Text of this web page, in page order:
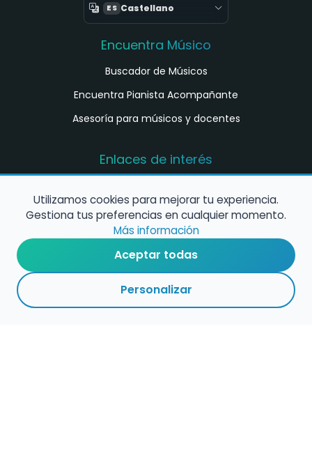
ES Castellano
Encuentra Músico
Buscador de Músicos
Encuentra Pianista Acompañante
Asesoría para músicos y docentes
Enlaces de interés
música en España
Configura alertas de empleo
Contacta con nosotros
Utilizamos cookies para mejorar tu experiencia.
Gestiona tus preferencias en cualquier momento.
Más información
Aceptar todas
Personalizar